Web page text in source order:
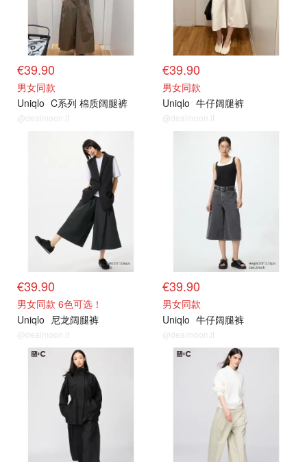
€39.90
男女同款
Uniqlo C系列 棉质阔腿裤
@dealmoon.it
€39.90
男女同款
Uniqlo 牛仔阔腿裤
@dealmoon.it
€39.90
男女同款 6色可选！
Uniqlo 尼龙阔腿裤
@dealmoon.it
€39.90
男女同款
Uniqlo 牛仔阔腿裤
@dealmoon.it